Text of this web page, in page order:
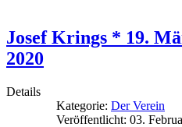
Josef Krings * 19.
2020
Details
Kategorie: Der Verein
Veröffentlicht: 03.